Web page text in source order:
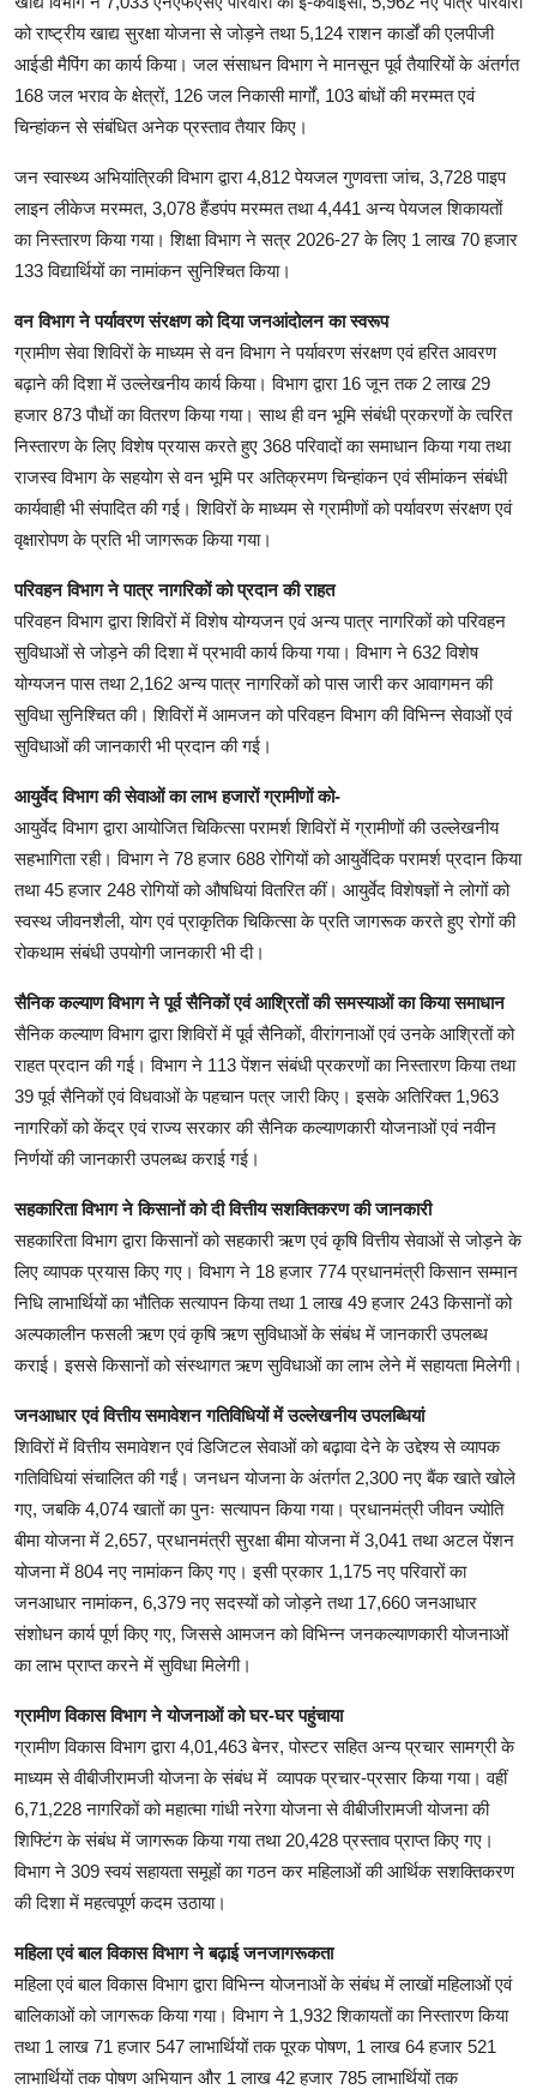
को राष्ट्रीय खाद्य सुरक्षा योजना से जोड़ने तथा 5,124 राशन कार्डों की एलपीजी
आईडी मैपिंग का कार्य किया। जल संसाधन विभाग ने मानसून पूर्व तैयारियों के अंतर्गत
168 जल भराव के क्षेत्रों, 126 जल निकासी मार्गों, 103 बांधों की मरम्मत एवं
चिन्हांकन से संबंधित अनेक प्रस्ताव तैयार किए।
जन स्वास्थ्य अभियांत्रिकी विभाग द्वारा 4,812 पेयजल गुणवत्ता जांच, 3,728 पाइप
लाइन लीकेज मरम्मत, 3,078 हैंडपंप मरम्मत तथा 4,441 अन्य पेयजल शिकायतों
का निस्तारण किया गया। शिक्षा विभाग ने सत्र 2026-27 के लिए 1 लाख 70 हजार
133 विद्यार्थियों का नामांकन सुनिश्चित किया।
वन विभाग ने पर्यावरण संरक्षण को दिया जनआंदोलन का स्वरूप
ग्रामीण सेवा शिविरों के माध्यम से वन विभाग ने पर्यावरण संरक्षण एवं हरित आवरण
बढ़ाने की दिशा में उल्लेखनीय कार्य किया। विभाग द्वारा 16 जून तक 2 लाख 29
हजार 873 पौधों का वितरण किया गया। साथ ही वन भूमि संबंधी प्रकरणों के त्वरित
निस्तारण के लिए विशेष प्रयास करते हुए 368 परिवादों का समाधान किया गया तथा
राजस्व विभाग के सहयोग से वन भूमि पर अतिक्रमण चिन्हांकन एवं सीमांकन संबंधी
कार्यवाही भी संपादित की गई। शिविरों के माध्यम से ग्रामीणों को पर्यावरण संरक्षण एवं
वृक्षारोपण के प्रति भी जागरूक किया गया।
परिवहन विभाग ने पात्र नागरिकों को प्रदान की राहत
परिवहन विभाग द्वारा शिविरों में विशेष योग्यजन एवं अन्य पात्र नागरिकों को परिवहन
सुविधाओं से जोड़ने की दिशा में प्रभावी कार्य किया गया। विभाग ने 632 विशेष
योग्यजन पास तथा 2,162 अन्य पात्र नागरिकों को पास जारी कर आवागमन की
सुविधा सुनिश्चित की। शिविरों में आमजन को परिवहन विभाग की विभिन्न सेवाओं एवं
सुविधाओं की जानकारी भी प्रदान की गई।
आयुर्वेद विभाग की सेवाओं का लाभ हजारों ग्रामीणों को-
आयुर्वेद विभाग द्वारा आयोजित चिकित्सा परामर्श शिविरों में ग्रामीणों की उल्लेखनीय
सहभागिता रही। विभाग ने 78 हजार 688 रोगियों को आयुर्वेदिक परामर्श प्रदान किया
तथा 45 हजार 248 रोगियों को औषधियां वितरित कीं। आयुर्वेद विशेषज्ञों ने लोगों को
स्वस्थ जीवनशैली, योग एवं प्राकृतिक चिकित्सा के प्रति जागरूक करते हुए रोगों की
रोकथाम संबंधी उपयोगी जानकारी भी दी।
सैनिक कल्याण विभाग ने पूर्व सैनिकों एवं आश्रितों की समस्याओं का किया समाधान
सैनिक कल्याण विभाग द्वारा शिविरों में पूर्व सैनिकों, वीरांगनाओं एवं उनके आश्रितों को
राहत प्रदान की गई। विभाग ने 113 पेंशन संबंधी प्रकरणों का निस्तारण किया तथा
39 पूर्व सैनिकों एवं विधवाओं के पहचान पत्र जारी किए। इसके अतिरिक्त 1,963
नागरिकों को केंद्र एवं राज्य सरकार की सैनिक कल्याणकारी योजनाओं एवं नवीन
निर्णयों की जानकारी उपलब्ध कराई गई।
सहकारिता विभाग ने किसानों को दी वित्तीय सशक्तिकरण की जानकारी
सहकारिता विभाग द्वारा किसानों को सहकारी ऋण एवं कृषि वित्तीय सेवाओं से जोड़ने के
लिए व्यापक प्रयास किए गए। विभाग ने 18 हजार 774 प्रधानमंत्री किसान सम्मान
निधि लाभार्थियों का भौतिक सत्यापन किया तथा 1 लाख 49 हजार 243 किसानों को
अल्पकालीन फसली ऋण एवं कृषि ऋण सुविधाओं के संबंध में जानकारी उपलब्ध
कराई। इससे किसानों को संस्थागत ऋण सुविधाओं का लाभ लेने में सहायता मिलेगी।
जनआधार एवं वित्तीय समावेशन गतिविधियों में उल्लेखनीय उपलब्धियां
शिविरों में वित्तीय समावेशन एवं डिजिटल सेवाओं को बढ़ावा देने के उद्देश्य से व्यापक
गतिविधियां संचालित की गईं। जनधन योजना के अंतर्गत 2,300 नए बैंक खाते खोले
गए, जबकि 4,074 खातों का पुनः सत्यापन किया गया। प्रधानमंत्री जीवन ज्योति
बीमा योजना में 2,657, प्रधानमंत्री सुरक्षा बीमा योजना में 3,041 तथा अटल पेंशन
योजना में 804 नए नामांकन किए गए। इसी प्रकार 1,175 नए परिवारों का
जनआधार नामांकन, 6,379 नए सदस्यों को जोड़ने तथा 17,660 जनआधार
संशोधन कार्य पूर्ण किए गए, जिससे आमजन को विभिन्न जनकल्याणकारी योजनाओं
का लाभ प्राप्त करने में सुविधा मिलेगी।
ग्रामीण विकास विभाग ने योजनाओं को घर-घर पहुंचाया
ग्रामीण विकास विभाग द्वारा 4,01,463 बेनर, पोस्टर सहित अन्य प्रचार सामग्री के
माध्यम से वीबीजीरामजी योजना के संबंध में व्यापक प्रचार-प्रसार किया गया। वहीं
6,71,228 नागरिकों को महात्मा गांधी नरेगा योजना से वीबीजीरामजी योजना की
शिफ्टिंग के संबंध में जागरूक किया गया तथा 20,428 प्रस्ताव प्राप्त किए गए।
विभाग ने 309 स्वयं सहायता समूहों का गठन कर महिलाओं की आर्थिक सशक्तिकरण
की दिशा में महत्वपूर्ण कदम उठाया।
महिला एवं बाल विकास विभाग ने बढ़ाई जनजागरूकता
महिला एवं बाल विकास विभाग द्वारा विभिन्न योजनाओं के संबंध में लाखों महिलाओं एवं
बालिकाओं को जागरूक किया गया। विभाग ने 1,932 शिकायतों का निस्तारण किया
तथा 1 लाख 71 हजार 547 लाभार्थियों तक पूरक पोषण, 1 लाख 64 हजार 521
लाभार्थियों तक पोषण अभियान और 1 लाख 42 हजार 785 लाभार्थियों तक